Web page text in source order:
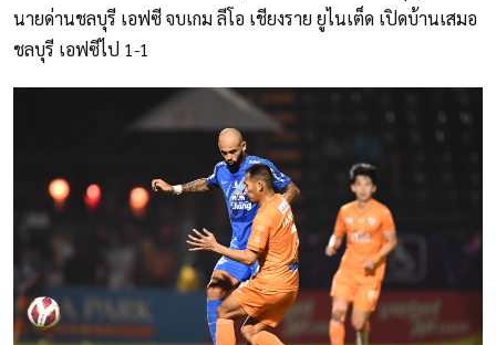
นายด่านชลบุรี เอฟซี จบเกม ลีโอ เชียงราย ยูไนเต็ด เปิดบ้านเสมอ
ชลบุรี เอฟซีไป 1-1